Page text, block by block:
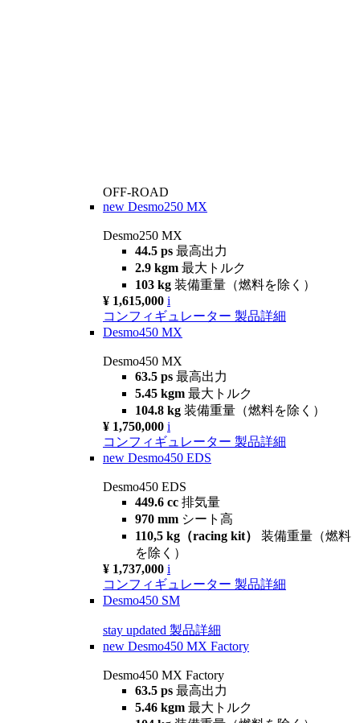
OFF-ROAD
new Desmo250 MX
Desmo250 MX
44.5 ps 最高出力
2.9 kgm 最大トルク
103 kg 装備重量（燃料を除く）
¥ 1,615,000 i
コンフィギュレーター 製品詳細
Desmo450 MX
Desmo450 MX
63.5 ps 最高出力
5.45 kgm 最大トルク
104.8 kg 装備重量（燃料を除く）
¥ 1,750,000 i
コンフィギュレーター 製品詳細
new Desmo450 EDS
Desmo450 EDS
449.6 cc 排気量
970 mm シート高
110,5 kg（racing kit） 装備重量（燃料
を除く）
¥ 1,737,000 i
コンフィギュレーター 製品詳細
Desmo450 SM
stay updated 製品詳細
new Desmo450 MX Factory
Desmo450 MX Factory
63.5 ps 最高出力
5.46 kgm 最大トルク